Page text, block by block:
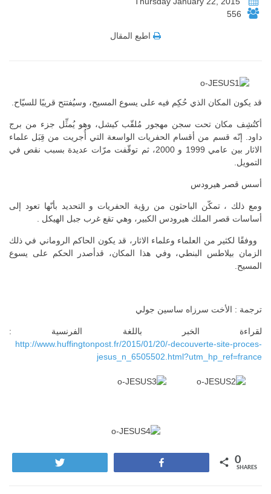
556
اطبع المقال
قد يكون المكان الذي حُكِم فيه على يسوع المسيح، وسيُفتتح قريبًا للسيّاح.
أكتُشِف مكان تحت سجن مهجور مُلقّب كيشل، وهو يُمثِّل جزء من برج
داود. إنّه قسم من أقسام الحفريات الواسعة التي أُجريت من قِبَل علماء
الاثار بين عامي 1999 و 2000، ثم توقّفت مرّات عديدة بسبب نقص في
التمويل.
أسس قصر هيرودس
ومع ذلك ، تمكّن الباحثون من رؤية الحفريات و التحديد بأنّها تعود إلى
أساسات قصر الملك هيرودس الكبير، وهي تقع غرب جبل الهيكل .
ووفقًا لكثير من العلماء وعلماء الاثار، قد يكون الحاكم الروماني في ذلك
الزمان بيلاطس البنطي، وفي هذا المكان، قدأصدر الحكم على يسوع
المسيح.
ترجمة : الأخت سرزاه ساسين جولي
لقراءة الخبر باللغة الفرنسية :
http://www.huffingtonpost.fr/2015/01/20/-decouverte-site-proces-
jesus_n_6505502.html?utm_hp_ref=france
0
SHARES